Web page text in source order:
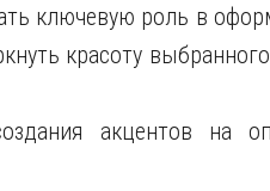
ключевую роль в
красоту
акцентов на